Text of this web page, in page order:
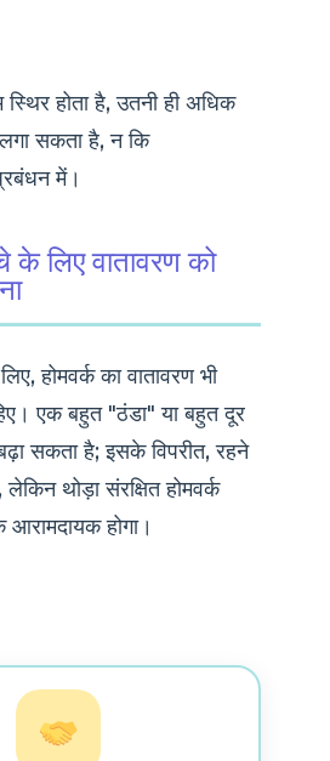
होता है, उतनी ही अधिक
लगा सकता है, न कि
में।
के लिए वातावरण को
होमवर्क का वातावरण भी
एक बहुत "ठंडा" या बहुत दूर
सकता है; इसके विपरीत, रहने
थोड़ा संरक्षित होमवर्क
होगा।